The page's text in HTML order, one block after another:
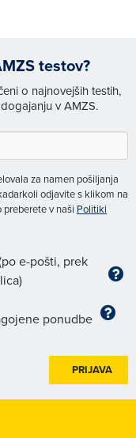
testov?
o najnovejših testih,
v AMZS.
za namen pošiljanja
odjavite s klikom na
v naši Politiki
e-pošti, prek
ponudbe
PRIJAVA